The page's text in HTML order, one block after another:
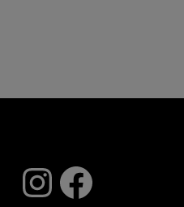
Instagram